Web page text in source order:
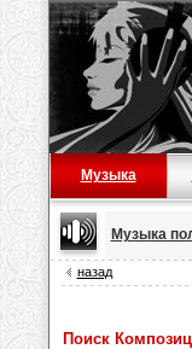
Музыка
Музыка
назад
Поиск